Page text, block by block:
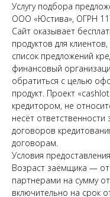
Услугу подбора
ООО «Юстива», ОГРН
Сайт оказывает
продуктов для
список предложений
финансовый
обратиться с целью
продукт. Проект
кредитором, не
несёт
договоров
договорам.
Условия
Возраст заёмщика —
партнерами на сумму
включительно на срок